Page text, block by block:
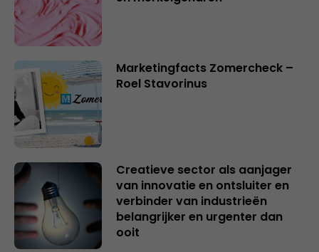
Marketingfacts Zomercheck –
Roel Stavorinus
Creatieve sector als aanjager
van innovatie en ontsluiter en
verbinder van industrieën
belangrijker en urgenter dan
ooit